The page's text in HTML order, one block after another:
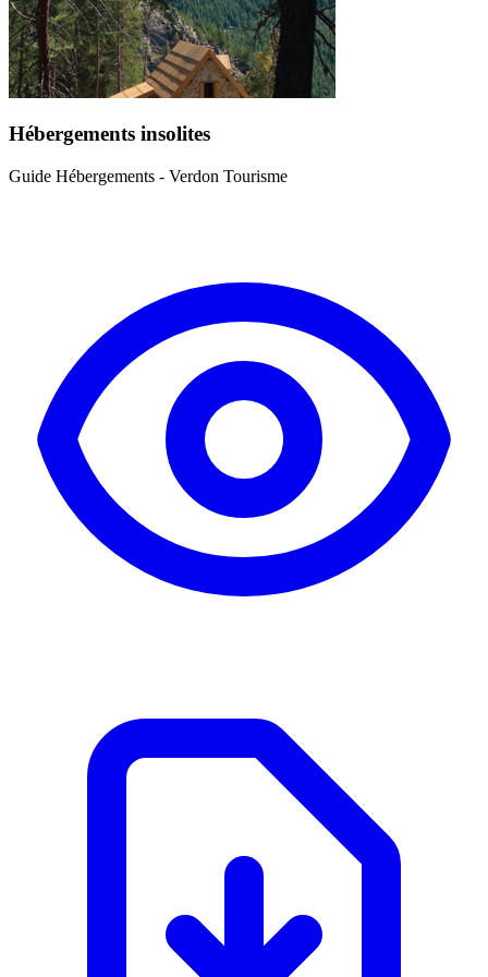
Hébergements insolites
Guide Hébergements - Verdon Tourisme